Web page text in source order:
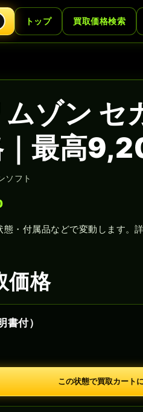
トップ 買取価格検索
ゾン セ
｜最高
ソフト
・付属品などで変動します。
価格
書付）
この状態で買取カート